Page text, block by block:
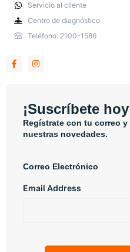
Servicio al cliente
Centro de diagnóstico
Teléfono: 2100-1586
¡Suscríbete
Regístrate con tu correo
nuestras novedades.
Correo Electrónico
Email Address